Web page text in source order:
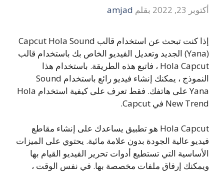
أكتوبر 23, 2022 بقلم amjad
إذا كنت تبحث عن استخدام قالب Capcut Hola Sound
(Yana) الجديد وتعديل الفيديو الخاص بك باستخدام قالب
Hola Capcut ، فاتبع هذه الطريقة. باستخدام هذا
النموذج ، يمكنك إنشاء فيديو رائع باستخدام Sound
Yana على هاتفك. فقط تعرف على كيفية استخدام Hola
New Trend في Capcut.
Hola Capcut هو تطبيق يساعدك على إنشاء مقاطع
فيديو عالية الجودة بدون علامة مائية. يحتوي على الميزات
الأساسية التي تستطيع أدوات تحرير الفيديو القيام بها
ويمكنك إرفاق ملفات مخصصة بها. في نفس الوقت ،